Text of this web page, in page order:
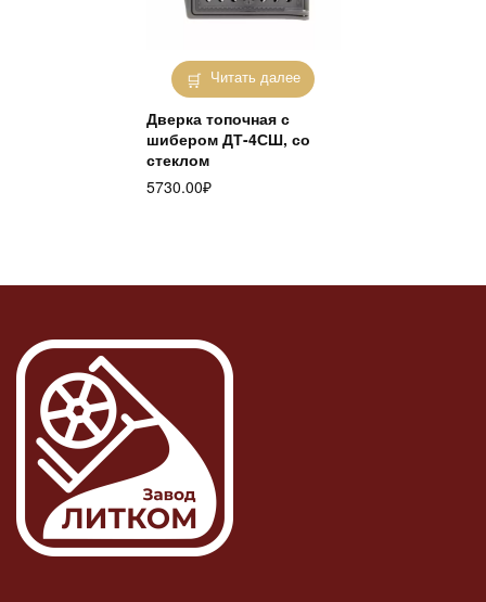
Читать далее
Дверка топочная с
шибером ДТ-4СШ, со
стеклом
5730.00₽